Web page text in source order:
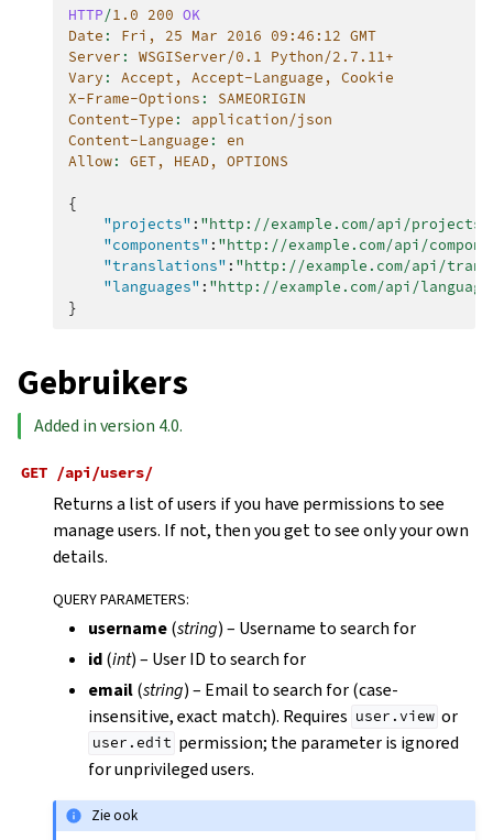
HTTP/1.0 200 OK
Date :
Fri, 25 Mar 2016 09:46:12 GMT
Server :
WSGIServer/0.1 Python/2.7.11+
Vary :
Accept, Accept-Language, Cookie
X-Frame-Options :
SAMEORIGIN
Content-Type :
application/json
Content-Language :
en
Allow: GET, HEAD, OPTIONS
{
"projects" : "http://example.com/api/
"components" : "http://example.com/api/
"translations" : "http://example.com/api/
"languages" : "http://example.com/api/
}
Gebruikers
Added in version 4.0.
GET /api/users/
Returns a list of users if you have permissions to see
manage users. If not, then you get to see only your own
details.
QUERY PARAMETERS:
username(string) – Username to search for
id(int) – User ID to search for
email(string) – Email to search for (case-
insensitive, exact match). Requires user.view or
user.edit permission; the parameter is ignored
for unprivileged users.
Zie ook